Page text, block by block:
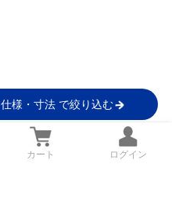
仕様・寸法 で絞り込む
カート ログイン